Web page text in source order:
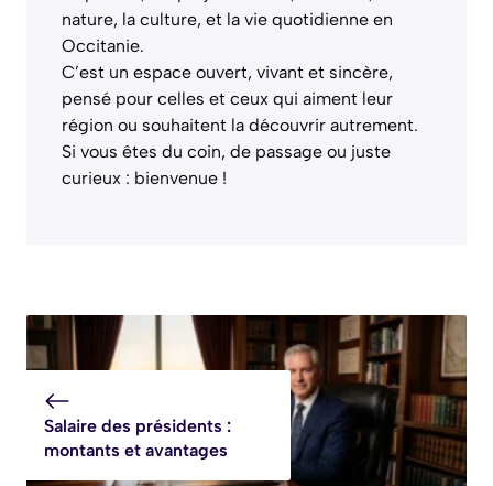
nature, la culture, et la vie quotidienne en
Occitanie.
C’est un espace ouvert, vivant et sincère,
pensé pour celles et ceux qui aiment leur
région ou souhaitent la découvrir autrement.
Si vous êtes du coin, de passage ou juste
curieux : bienvenue !
Salaire des présidents :
montants et avantages